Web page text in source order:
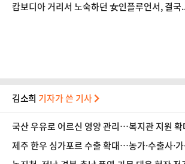
캄보디아 거리서 노숙하던 女인플루언서, 결국
김소희 기자가 쓴 기사
국산 우유로 어르신 영양 관리…복지관 지원 확
제주 한우 싱가포르 수출 확대…농가·수출사·